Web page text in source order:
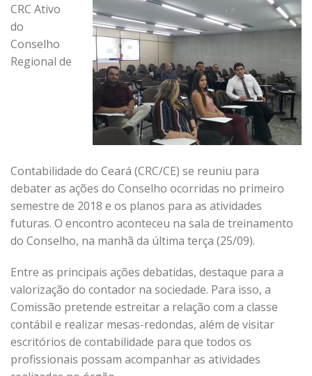
CRC Ativo
do
Conselho
Regional de
Contabilidade do Ceará (CRC/CE) se reuniu para
debater as ações do Conselho ocorridas no primeiro
semestre de 2018 e os planos para as atividades
futuras. O encontro aconteceu na sala de treinamento
do Conselho, na manhã da última terça (25/09).
Entre as principais ações debatidas, destaque para a
valorização do contador na sociedade. Para isso, a
Comissão pretende estreitar a relação com a classe
contábil e realizar mesas-redondas, além de visitar
escritórios de contabilidade para que todos os
profissionais possam acompanhar as atividades